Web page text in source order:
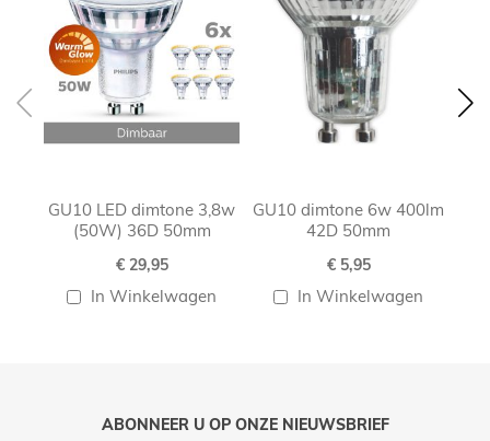
GU10 LED dimtone 3,8w
(50W) 36D 50mm
€ 29,95
In Winkelwagen
GU10 dimtone 6w 400lm
42D 50mm
€ 5,95
In Winkelwagen
ABONNEER U OP ONZE NIEUWSBRIEF